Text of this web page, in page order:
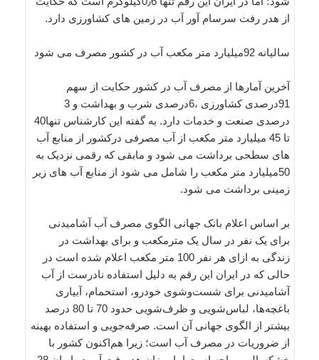
از هدر رفت سرسام آور آب در زمین های کشاورزی دارد.
سالیانه 92میلیارد متر مکعب آب در کشور مصرف می شود
آخرین آمارها از مصرف آب در کشور حکایت از سهم
91درصدی کشاورزی ،6درصدی شرب و بهداشت و 3
درصدی صنعت و خدمات دارد. به گفته این کارشناس تنها40
تا 45 میلیارد متر مکعب از آب مصرفی درکشور از منابع آب
های سطحی برداشت می شود و مابقی که رقمی نزدیک به
50میلیارد متر مکعب را شامل می شود از منابع آب های زیر
زمینی برداشت می شود.
بر اساس اعلام بانک جهانی الگوی مصرف آب آشامیدنی
برای یک نفر در سال یک مترمکعب و برای بهداشت در
زندگی به ازای هر نفر 100 متر مکعب اعلام شده است در
حالی که در ایران این رقم به دلیل استفاده نادرست از آب
آشامیدنی برای شست‌وشوی خودرو، استحمام، آبیاری
باغچه‌ها، لباس‌شویی و ظرف‌شویی حدود 70 تا 80 درصد
بیشتر از الگوی جهانی آن است. صرفه‌جویی و استفاده بهینه
از ضروریات در مصرف آب است؛ زیرا هم‌اکنون کشور با